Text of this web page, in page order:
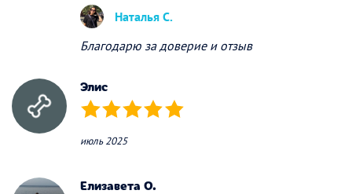
Наталья С.
Благодарю за доверие и отзыв
Элис
(*) (*) (*) (*) (*)
июль 2025
Елизавета О.